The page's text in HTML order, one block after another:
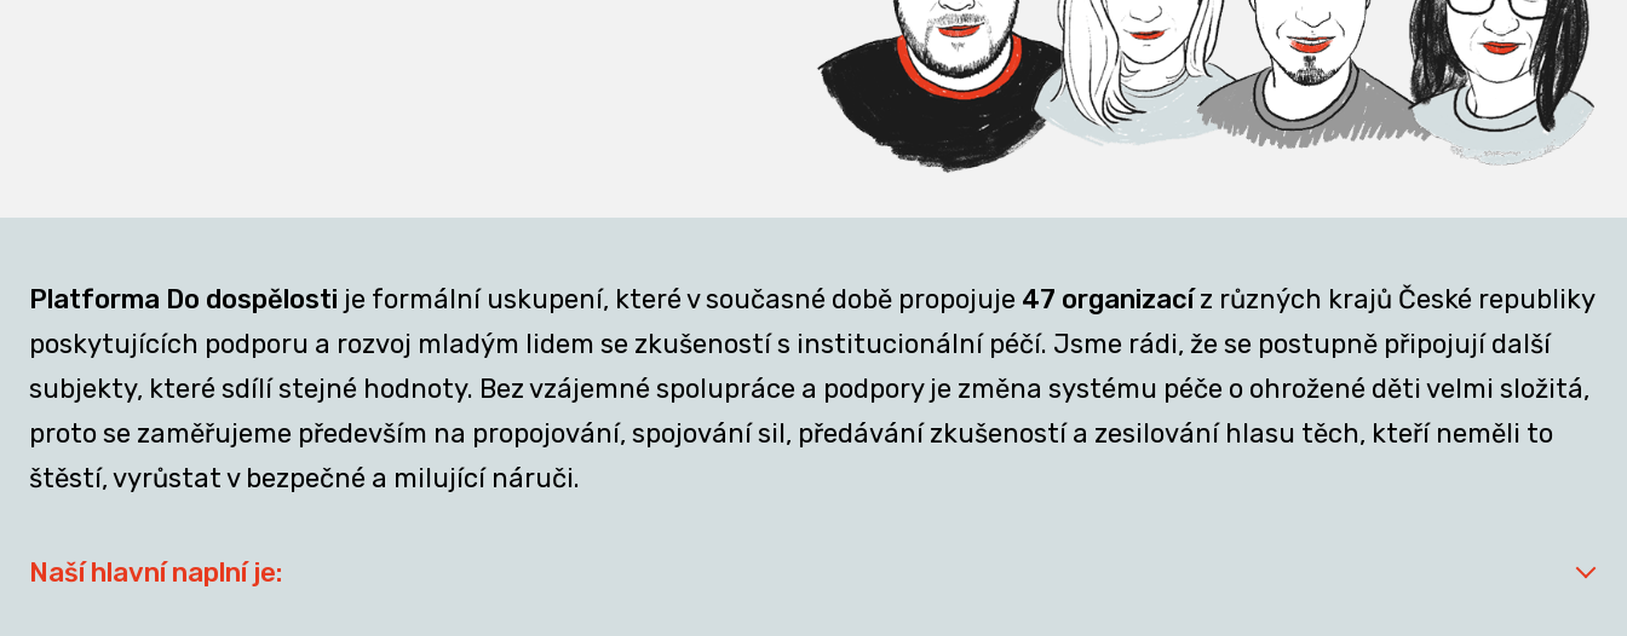
Platforma Do dospělosti je formální uskupení, které v současné době propojuje 47 organizacíz různých krajů České republiky
poskytujících podporu a rozvoj mladým lidem se zkušeností s institucionální péčí. Jsme rádi, že se postupně připojují další
subjekty, které sdílí stejné hodnoty. Bez vzájemné spolupráce a podpory je změna systému péče o ohrožené děti velmi složitá,
proto se zaměřujeme především na propojování, spojování sil, předávání zkušeností a zesilování hlasu těch, kteří neměli to
štěstí, vyrůstat v bezpečné a milující náruči.
Naší hlavní naplní je: